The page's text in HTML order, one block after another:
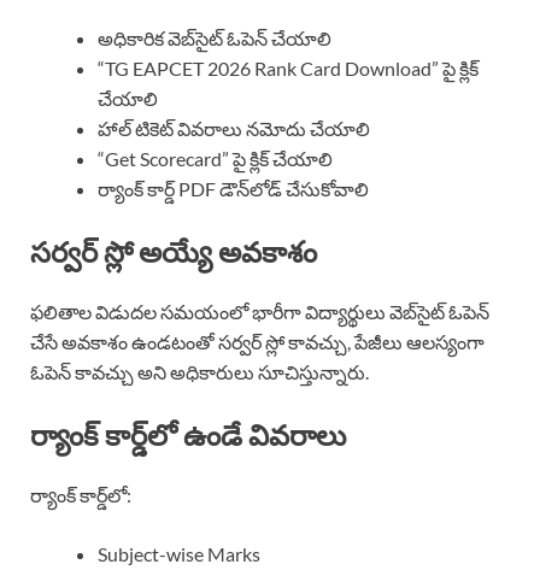
అధికారిక వెబ్‌సైట్ ఓపెన్ చేయాలి
“TG EAPCET 2026 Rank Card Download” పై క్లిక్
చేయాలి
హాల్ టికెట్ వివరాలు నమోదు చేయాలి
“Get Scorecard” పై క్లిక్ చేయాలి
ర్యాంక్ కార్డ్ PDF డౌన్‌లోడ్ చేసుకోవాలి
సర్వర్ స్లో అయ్యే అవకాశం
ఫలితాల విడుదల సమయంలో భారీగా విద్యార్థులు వెబ్‌సైట్ ఓపెన్
చేసే అవకాశం ఉండటంతో సర్వర్ స్లో కావచ్చు, పేజీలు ఆలస్యంగా
ఓపెన్ కావచ్చు అని అధికారులు సూచిస్తున్నారు.
ర్యాంక్ కార్డ్‌లో ఉండే వివరాలు
ర్యాంక్ కార్డ్‌లో:
Subject-wise Marks